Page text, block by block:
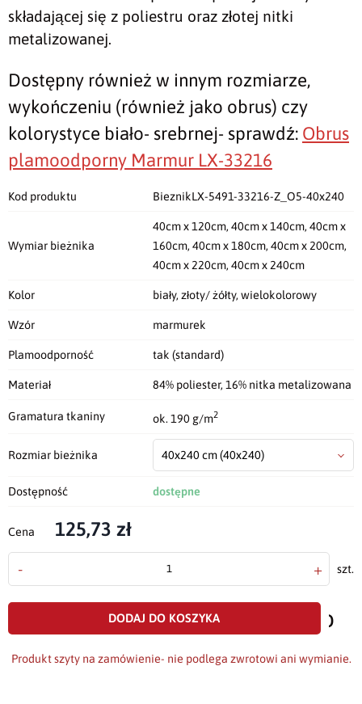
składającej się z poliestru oraz złotej nitki
metalizowanej.
Dostępny również w innym rozmiarze,
wykończeniu (również jako obrus) czy
kolorystyce biało- srebrnej- sprawdź: Obrus
plamoodporny Marmur LX-33216
Kod produktu BieznikLX-5491-33216-Z_O5-40x240
Wymiar bieżnika
40cm x 120cm, 40cm x 140cm, 40cm x
160cm, 40cm x 180cm, 40cm x 200cm,
40cm x 220cm, 40cm x 240cm
Kolor biały, złoty/ żółty, wielokolorowy
Wzór marmurek
Plamoodporność tak (standard)
Materiał 84% poliester, 16% nitka metalizowana
Gramatura tkaniny ok. 190 g/m2
Rozmiar bieżnika 40x240 cm(40x240)
Dostępność dostępne
Cena 125,73 zł
- + szt.
DODAJ DO KOSZYKA
do
Produkt szyty na zamówienie- nie podlega zwrotowi ani wymianie.